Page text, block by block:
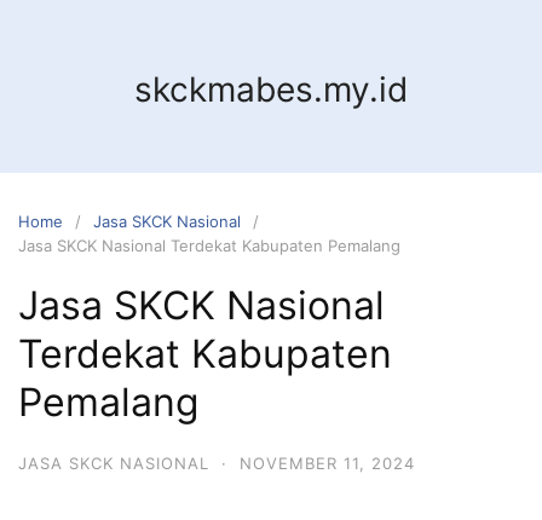
skckmabes.my.id
Home
Jasa SKCK Nasional
Jasa SKCK Nasional Terdekat Kabupaten Pemalang
Jasa SKCK Nasional
Terdekat Kabupaten
Pemalang
JASA SKCK NASIONAL · NOVEMBER 11, 2024